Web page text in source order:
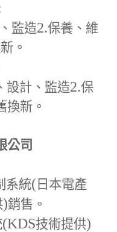
監造2.保養、維
。
設計、監造2.保
換新。
公司
系統( 日本電產
)銷售。
(KDS技術提供)